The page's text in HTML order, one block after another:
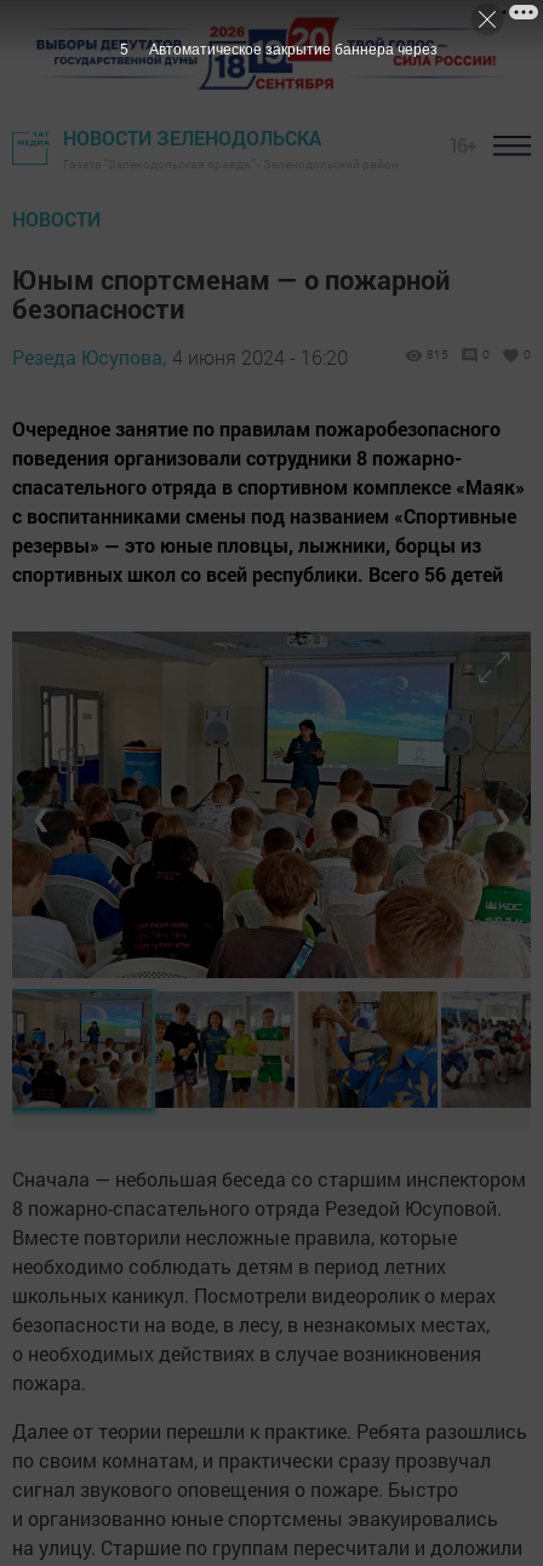
НОВОСТИ ЗЕЛЕНОДОЛЬСКА
НОВОСТИ
Юным спортсменам — о пожарной
безопасности
Резеда Юсупова, 4 июня 2024 - 16:20 815 0 0
Очередное занятие по правилам пожаробезопасного
поведения организовали сотрудники 8 пожарно-
спасательного отряда в спортивном комплексе «Маяк»
с воспитанниками смены под названием «Спортивные
резервы» — это юные пловцы, лыжники, борцы из
спортивных школ со всей республики. Всего 56 детей
❮ ❯
Сначала — небольшая беседа со старшим инспектором
8 пожарно-спасательного отряда Резедой Юсуповой.
Вместе повторили несложные правила, которые
необходимо соблюдать детям в период летних
школьных каникул. Посмотрели видеоролик о мерах
безопасности на воде, в лесу, в незнакомых местах,
о необходимых действиях в случае возникновения
пожара.
Далее от теории перешли к практике. Ребята разошлись
по своим комнатам, и практически сразу прозвучал
сигнал звукового оповещения о пожаре. Быстро
и организованно юные спортсмены эвакуировались
на улицу. Старшие по группам пересчитали и доложили
4 Автоматическое закрытие баннера через